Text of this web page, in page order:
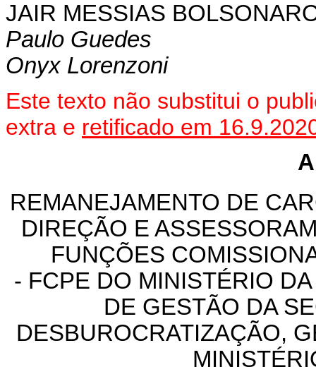
JAIR MESSIAS
Paulo Guedes
Onyx Lorenzoni
Este texto não substitui o
extra e retificado em
REMANEJAMENTO DE
DIREÇÃO E
FUNÇÕES
- FCPE DO MINISTÉRIO
DE GESTÃO DA
DESBUROCRATIZAÇÃO,